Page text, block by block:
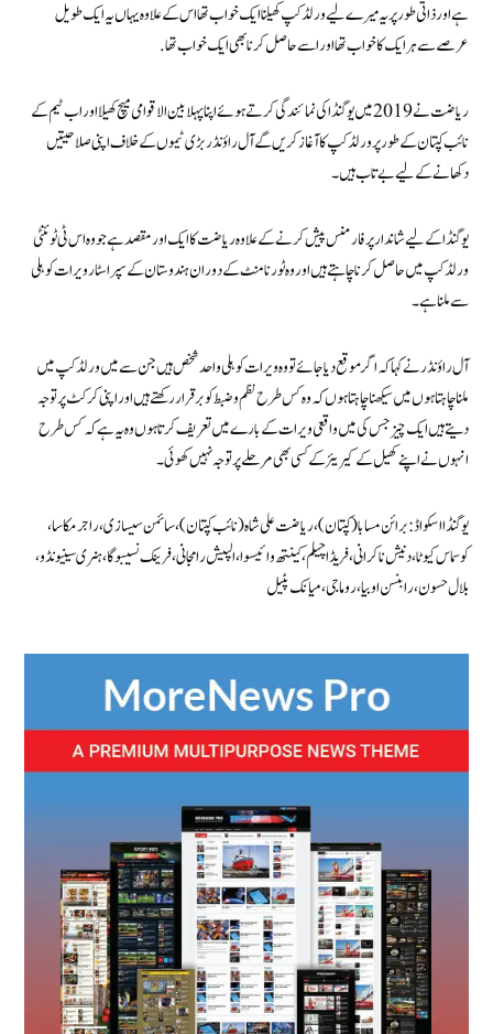
ہے اور ذاتی طور پر یہ میرے لیے ورلڈ کپ کھیلنا ایک خواب تھا اس کے علاوہ یہاں یہ ایک طویل
عرصے سے ہر ایک کا خواب تھا اور اسے حاصل کرنا بھی ایک خواب تھا.
ریاضت نے 2019 میں یوگنڈا کی نمائندگی کرتے ہوئے اپنا پہلا بین الاقوامی میچ کھیلا اور اب ٹیم کے
نائب کپتان کے طور پر ورلڈ کپ کا آغاز کریں گے آل راؤنڈر بڑی ٹیموں کے خلاف اپنی صلاحیتیں
دکھانے کے لیے بے تاب ہیں۔
یوگنڈا کے لیے شاندار پرفارمنس پیش کرنے کے علاوہ ریاضت کا ایک اور مقصد ہے جو وہ اس ٹی ٹوئنٹی
ورلڈ کپ میں حاصل کرنا چاہتےہیں اور وہ ٹورنامنٹ کے دوران ہندوستان کے سپر اسٹار ویرات کوہلی
سے ملنا ہے۔
آل راؤنڈر نے کہا کہ اگر موقع دیا جائے تو وہ ویرات کوہلی واحد شخص ہیں جن سے میں ورلڈ کپ میں
ملنا چاہتا ہوں میں سیکھنا چاہتا ہوں کہ وہ کس طرح نظم و ضبط کو برقرار رکھتے ہیں اور اپنی کرکٹ پر توجہ
دیتے ہیں ایک چیز جس کی میں واقعی ویرات کے بارے میں تعریف کرتا ہوں وہ یہ ہے کہ کس طرح
انہوں نے اپنے کھیل کے کیریئر کے کسی بھی مرحلے پر توجہ نہیں کھوئی۔
یوگنڈا ا سکواڈ: برائن مسابا (کپتان)، ریاضت علی شاہ (نائب کپتان)، سائمن سیسازی، راجر مکاسا،
کوسماس کیوٹا، دنیش ناکرانی، فریڈ اچیلم، کینتھ وائیسوا، الپیش رامجانی، فرینک نسیبوگا، ہنری سینیونڈو،
بلال حسون، رابنسن اوبیا، روما جی، میانک پٹیل